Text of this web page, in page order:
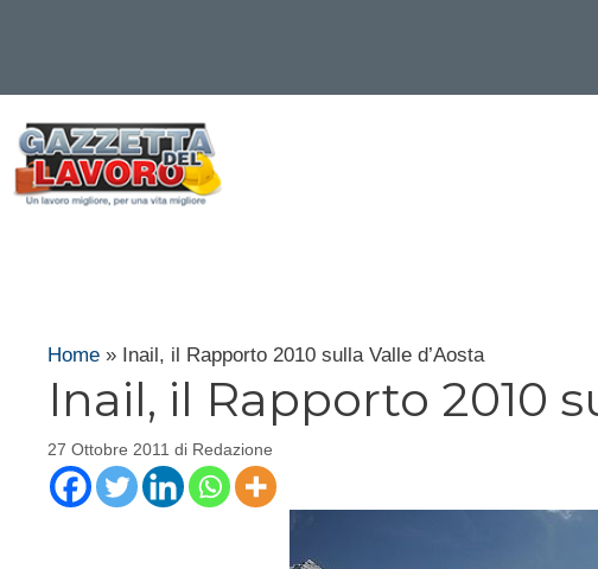
contenuto
Home » Inail, il Rapporto 2010 sulla Valle d’Aosta
Inail, il Rapporto 2010
27 Ottobre 2011 di Redazione